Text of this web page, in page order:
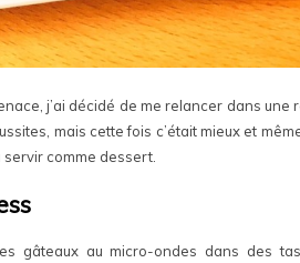
j’ai décidé de me relancer dans une
mais cette fois c’était mieux et
servir comme dessert.
gâteaux au micro-ondes dans des